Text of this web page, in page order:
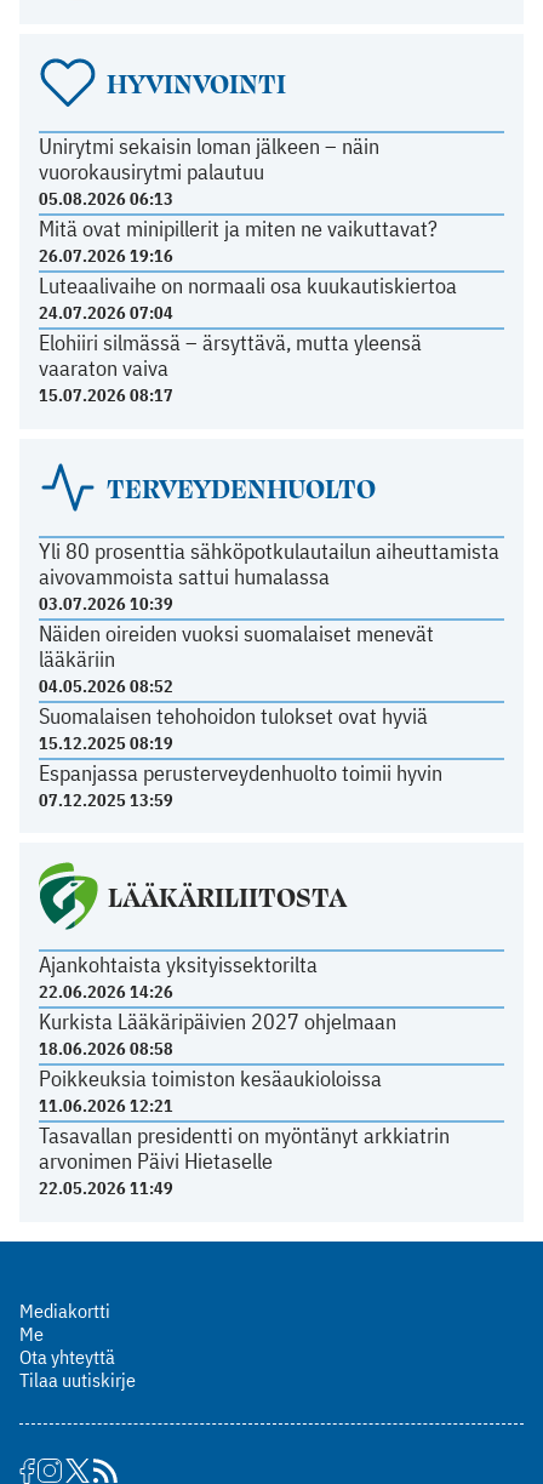
HYVINVOINTI
Unirytmi sekaisin loman jälkeen – näin
vuorokausirytmi palautuu
05.08.2026 06:13
Mitä ovat minipillerit ja miten ne vaikuttavat?
26.07.2026 19:16
Luteaalivaihe on normaali osa kuukautiskiertoa
24.07.2026 07:04
Elohiiri silmässä – ärsyttävä, mutta yleensä
vaaraton vaiva
15.07.2026 08:17
TERVEYDENHUOLTO
Yli 80 prosenttia sähköpotkulautailun aiheuttamista
aivovammoista sattui humalassa
03.07.2026 10:39
Näiden oireiden vuoksi suomalaiset menevät
lääkäriin
04.05.2026 08:52
Suomalaisen tehohoidon tulokset ovat hyviä
15.12.2025 08:19
Espanjassa perusterveydenhuolto toimii hyvin
07.12.2025 13:59
LÄÄKÄRILIITOSTA
Ajankohtaista yksityissektorilta
22.06.2026 14:26
Kurkista Lääkäripäivien 2027 ohjelmaan
18.06.2026 08:58
Poikkeuksia toimiston kesäaukioloissa
11.06.2026 12:21
Tasavallan presidentti on myöntänyt arkkiatrin
arvonimen Päivi Hietaselle
22.05.2026 11:49
Mediakortti
Me
Ota yhteyttä
Tilaa uutiskirje